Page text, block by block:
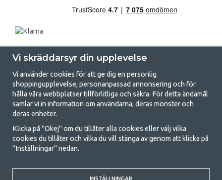
GetCamping.se - Din butik för camping
och uteliv
Att campa kan antingen vara en livsstil eller ett sätt att samla familjen
för ett gemensamt äventyr. Oavsett vilken kategori du tillhör hittar du
med att campa så därför erbjuder vi riktigt bra priser på familjetält,
husvagnstält och all annan utrustning för camping och friluftsliv. Vårt
Vi skräddarsyr din upplevelse
Vi använder cookies för att ge dig en personlig
shoppingupplevelse, personanpassad annonsering och för
hålla våra webbplatser tillförlitliga och säkra. För detta ändamål
samlar vi in information om användarna, deras mönster och
deras enheter.
Klicka på "Okej" om du tillåter alla cookies eller välj vilka
cookies du tillåter och vilka du vill stänga av genom att klicka på
"Inställningar" nedan.
INSTÄLLNINGAR